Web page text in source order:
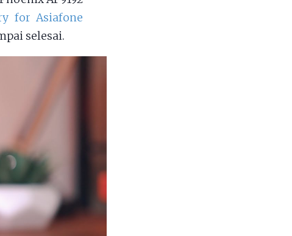
for Asiafone
selesai.